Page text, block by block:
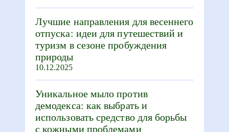
Лучшие направления для весеннего
отпуска: идеи для путешествий и
туризм в сезоне пробуждения
природы
10.12.2025
Уникальное мыло против
демодекса: как выбрать и
использовать средство для борьбы
с кожными проблемами